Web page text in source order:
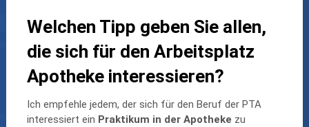
Welchen Tipp geben Sie allen,
die sich für den Arbeitsplatz
Apotheke interessieren?
Ich empfehle jedem, der sich für den Beruf der PTA
interessiert ein Praktikum in der Apotheke zu